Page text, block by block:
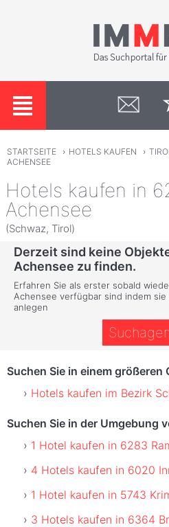
STARTSEITE › HOTELS KAUFEN ›
ACHENSEE
Hotels kaufen in
Achensee
(Schwaz, Tirol)
Derzeit sind keine
Achensee zu finden.
Erfahren Sie als erster sobald
Achensee verfügbar sind indem
anlegen
Suchen Sie in einem größeren
Hotels kaufen im Bezirk
Suchen Sie in der Umgebung
1 Hotel kaufen in 6283
4 Hotels kaufen in 6020
1 Hotel kaufen in 5743
3 Hotels kaufen in 6364